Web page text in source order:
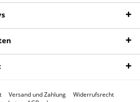
Versand und Zahlung
Widerrufsrecht